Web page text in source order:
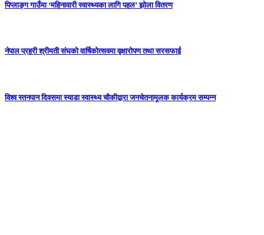
पिप्लाङ्ग गाउँमा ‘महिनावारी स्वास्थ्यका लागि पहल’ झोला वितरण
नेपाल प्रहरी श्रीमती संघको वार्षिकोत्सवमा वृक्षारोपण तथा सरसफाई
विश्व स्तनपान दिवसमा स्याडा स्वास्थ्य चौकीद्वारा जनचेतनामूलक कार्यक्रम सम्पन्न